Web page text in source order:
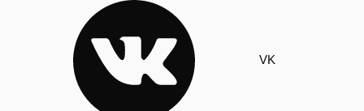
VK